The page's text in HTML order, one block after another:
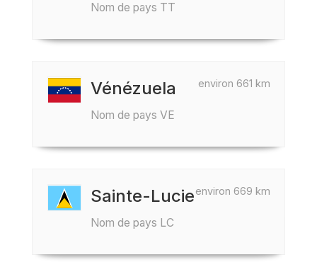
Nom de pays TT
environ 661 km
Vénézuela
Nom de pays VE
environ 669 km
Sainte-Lucie
Nom de pays LC